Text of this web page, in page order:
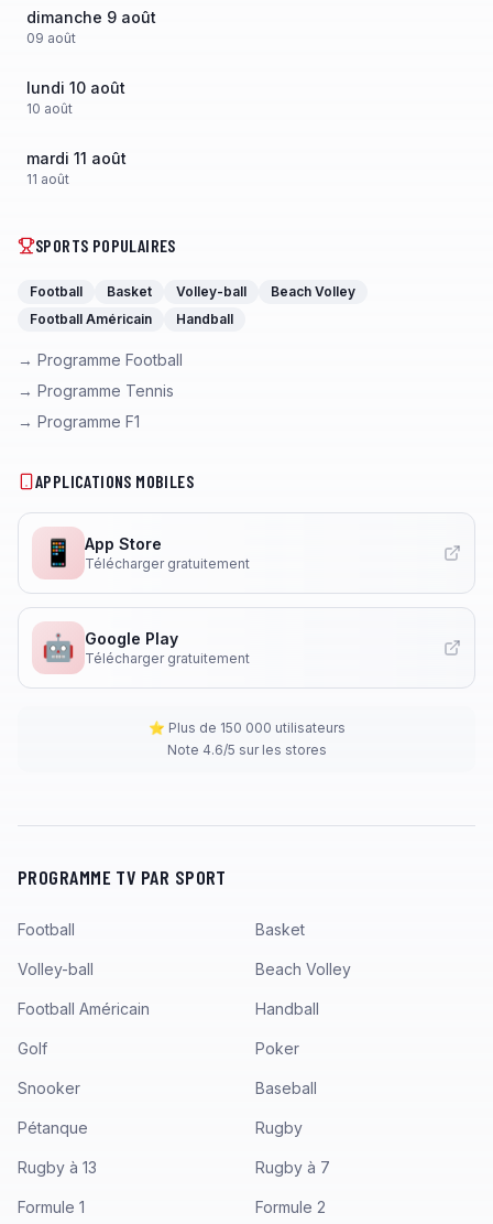
dimanche 9 août
09 août
lundi 10 août
10 août
mardi 11 août
11 août
SPORTS POPULAIRES
Football Basket Volley-ball
Beach Volley
Football Américain
Handball
→ Programme Football
→ Programme Tennis
→ Programme F1
APPLICATIONS MOBILES
📱 App Store
Télécharger gratuitement
🤖 Google Play
Télécharger gratuitement
⭐ Plus de 150 000 utilisateurs
Note 4.6/5 sur les stores
PROGRAMME TV PAR SPORT
Football Basket
Volley-ball Beach Volley
Football Américain Handball
Golf Poker
Snooker Baseball
Pétanque Rugby
Rugby à 13 Rugby à 7
Formule 1 Formule 2